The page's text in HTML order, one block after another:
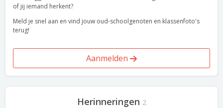
of jij iemand herkent?
Meld je snel aan en vind jouw oud-schoolgenoten en klassenfoto's
terug!
Aanmelden
Herinneringen 2